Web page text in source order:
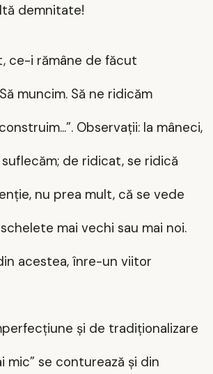
demnitate!
ce-i rămâne de făcut
muncim. Să ne ridicăm
Observații: la mâneci,
de ridicat, se ridică
nu prea mult, că se vede
mai vechi sau mai noi.
acestea, înre-un viitor
și de tradiționalizare
mic” se conturează și din